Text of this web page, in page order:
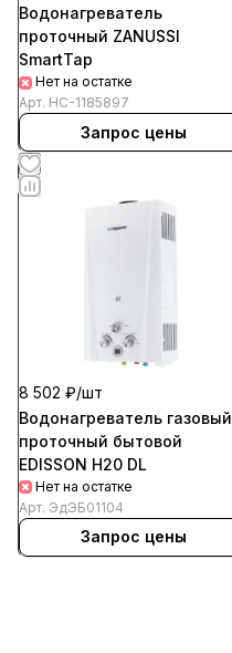
Водонагреватель
проточный ZANUSSI
SmartTap
Нет на остатке
Арт. HC-1185897
Запрос цены
8 502 ₽/шт
Водонагреватель газовый
проточный бытовой
EDISSON H20 DL
Нет на остатке
Арт. ЭдЭБ01104
Запрос цены